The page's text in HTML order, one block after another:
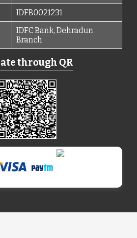
IDFB0021231
IDFC Bank, Dehradun
Branch
through QR